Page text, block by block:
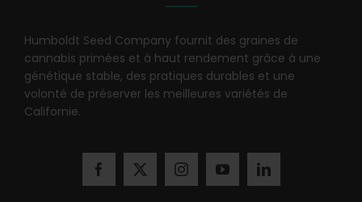
Humboldt Seed Company fournit des graines de
cannabis primées et à haut rendement grâce à une
génétique stable, des pratiques durables et une
volonté de préserver les meilleures variétés de
Californie.